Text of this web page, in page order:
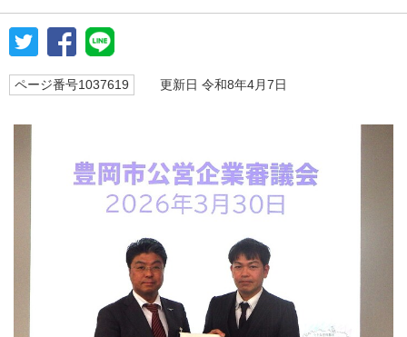
ページ番号1037619 更新日 令和8年4月7日